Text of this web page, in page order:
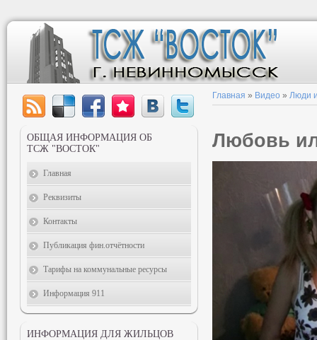
Главная » Видео » Люди
Любовь
ОБЩАЯ ИНФОРМАЦИЯ ОБ
ТСЖ "ВОСТОК"
Главная
Реквизиты
Контакты
Публикация фин.отчётности
Тарифы на коммунальные ресурсы
Информация 911
ИНФОРМАЦИЯ ДЛЯ ЖИЛЬЦОВ